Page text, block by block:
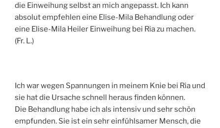
die Einweihung selbst an mich angepasst. Ich kann
absolut empfehlen eine Elise-Mila Behandlung oder
eine Elise-Mila Heiler Einweihung bei Ria zu machen.
(Fr. L.)
Ich war wegen Spannungen in meinem Knie bei Ria und
sie hat die Ursache schnell heraus finden können.
Die Behandlung habe ich als intensiv und sehr schön
empfunden. Sie ist ein sehr einfühlsamer Mensch, die